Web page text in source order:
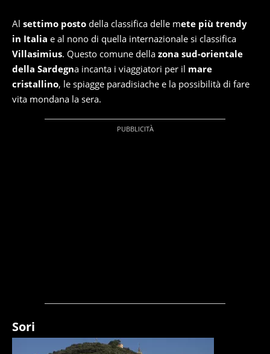
Al settimo posto della classifica delle mete più trendy
in Italia e al nono di quella internazionale si classifica
Villasimius. Questo comune della zona sud-orientale
della Sardegna incanta i viaggiatori per il mare
cristallino, le spiagge paradisiache e la possibilità di fare
vita mondana la sera.
Sori